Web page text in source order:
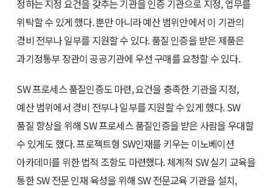
정하는 지정 요건을 갖추는 기관을 인증 기관으로 지정, 업무를
위탁할 수 있게 했다. 뿐만 아니라 예산 범위안에서 이 기관의
경비 전부나 일부를 지원할 수 있다. 품질 인증을 받은 제품은
과기정통부 장관이 공공기관에 우선 구매를 요청할 수 있다.
SW 프로세스 품질인증도 마련, 요건을 충족한 기관을 지정,
예산 범위에서 경비 전부나 일부를 지원할 수 있게 했다. SW
품질 향상을 위해 SW 프로세스 품질인증을 받은 사람을 우대할
수 있게도 했다. 프로젝트형 SW인재를 키우는 이노베이션
아카데미를 위한 법적 조항도 마련했다. 체계적 SW 실기 교육을
통한 SW 전문 인재 육성을 위해 SW 전문교육 기관을 설치,